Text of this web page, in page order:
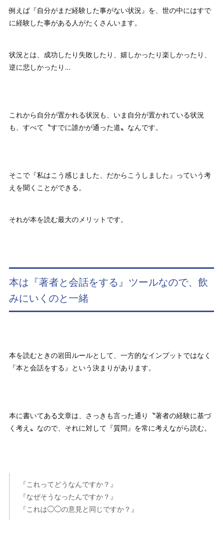
例えば『自分がまだ経験した事がない状況』を、世の中にはすで
に経験した事がある人がたくさんいます。
状況とは、成功したり失敗したり、嬉しかったり楽しかったり、
逆に悲しかったり...
これから自分が置かれる状況も、いま自分が置かれている状況
も、すべて〝すでに誰かが通った道〟なんです。
そこで『私はこう感じました、だからこうしました』っていう考
えを聞くことができる。
それが本を読む最大のメリットです。
本は『著者と会話をする』ツールなので、飲
みにいくのと一緒
本を読むときの岩田ルールとして、一方的なインプットではなく
『本と会話をする』という決まりがあります。
本に書いてある文章は、さっきも言った通り〝著者の経験に基づ
く考え〟なので、それに対して『質問』を常に考えながら読む。
『これってどうなんですか？』
『なぜそうなったんですか？』
『これは◯◯の意見と同じですか？』